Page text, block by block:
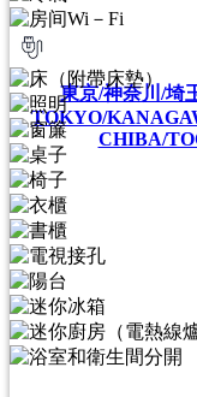
東京/神奈川/埼
TOKYO/
CHIBA/